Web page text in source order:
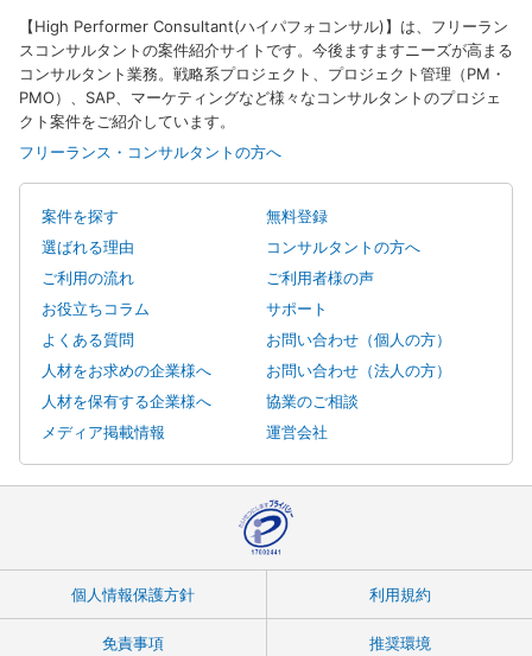
【High Performer Consultant(ハイパフォコンサル)】は、フリーラン
スコンサルタントの案件紹介サイトです。今後ますますニーズが高まる
コンサルタント業務。戦略系プロジェクト、プロジェクト管理（PM・
PMO）、SAP、マーケティングなど様々なコンサルタントのプロジェ
クト案件をご紹介しています。
フリーランス・コンサルタントの方へ
案件を探す
無料登録
選ばれる理由
コンサルタントの方へ
ご利用の流れ
ご利用者様の声
お役立ちコラム
サポート
よくある質問
お問い合わせ（個人の方）
人材をお求めの企業様へ
お問い合わせ（法人の方）
人材を保有する企業様へ
協業のご相談
メディア掲載情報
運営会社
個人情報保護方針 利用規約
免責事項 推奨環境